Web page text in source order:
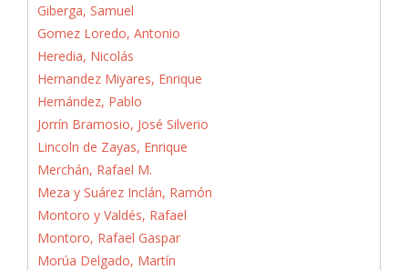
Giberga, Samuel
Gomez Loredo, Antonio
Heredia, Nicolás
Hernandez Miyares, Enrique
Hernández, Pablo
Jorrín Bramosio, José Silverio
Lincoln de Zayas, Enrique
Merchán, Rafael M.
Meza y Suárez Inclán, Ramón
Montoro y Valdés, Rafael
Montoro, Rafael Gaspar
Morúa Delgado, Martín